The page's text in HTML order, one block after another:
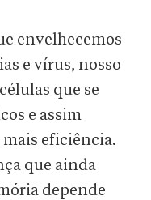
envelhecemos
e vírus, nosso
que se
e assim
mais eficiência.
que ainda
depende